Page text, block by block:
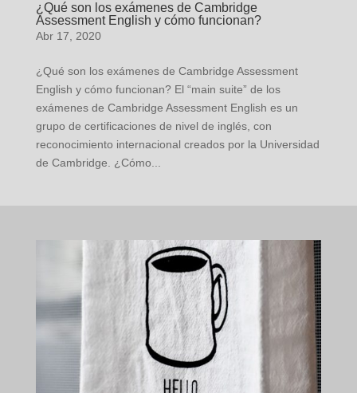
¿Qué son los exámenes de Cambridge
Assessment English y cómo funcionan?
Abr 17, 2020
¿Qué son los exámenes de Cambridge Assessment
English y cómo funcionan? El “main suite” de los
exámenes de Cambridge Assessment English es un
grupo de certificaciones de nivel de inglés, con
reconocimiento internacional creados por la Universidad
de Cambridge. ¿Cómo...